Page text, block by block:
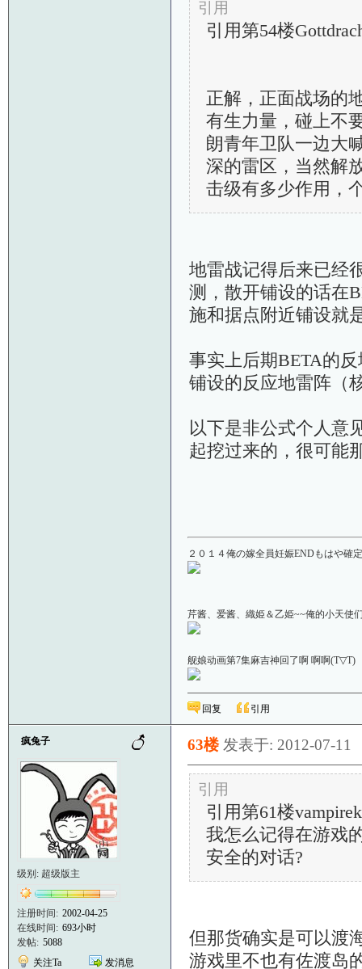
引用
引用第54楼
正解，正面战场的
有生力量，碰上不
朗青年卫队一边大
深的雷区，当然解
击级有多少作用，
地雷战记得后来已经
测，散开铺设的话在
施和据点附近铺设就
事实上后期BETA的
铺设的反应地雷阵（
以下是非公式个人意
起挖过来的，很可能
２０１４俺の嫁全員妊娠ENDもはや確
芹酱、爱酱、織姫＆乙姫~~俺的小天使
舰娘动画第7集麻吉神回了啊 啊啊
回复 引用
疯兔子
级别: 超级版主
注册时间: 2002-04-25
在线时间: 693小时
发帖: 5088
关注Ta
发消息
63楼 发表于: 2012-07-11
引用
引用第61楼
我怎么记得在游戏
安全的对话?
但那货确实是可以渡
游戏里不也有佐渡岛